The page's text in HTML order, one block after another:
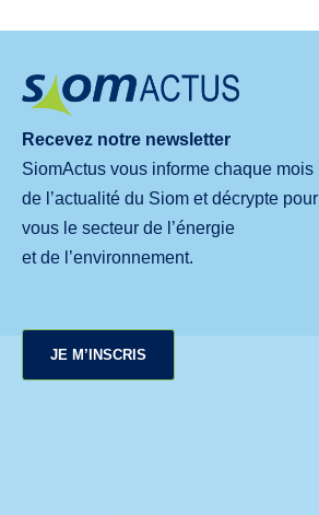
Recevez notre newsletter
SiomActus vous informe chaque mois
de l’actualité du Siom et décrypte pour
vous le secteur de l’énergie
et de l’environnement.
JE M’INSCRIS